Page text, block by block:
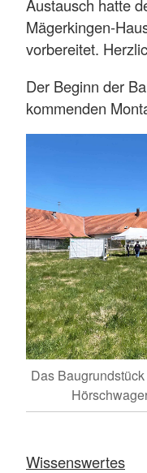
Austausch hatte
Mägerkingen-
vorbereitet.
Der Beginn der
kommenden
Das
Wissenswertes